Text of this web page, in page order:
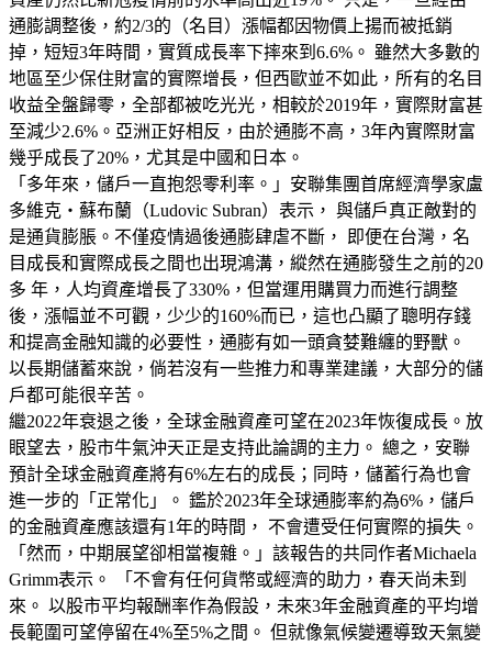
通膨調整後，約2/3的（名目）漲幅都因物價上揚而被抵銷
掉，短短3年時間，實質成長率下摔來到6.6%。 雖然大多數的
地區至少保住財富的實際增長，但西歐並不如此，所有的名目
收益全盤歸零，全部都被吃光光，相較於2019年，實際財富甚
至減少2.6%。亞洲正好相反，由於通膨不高，3年內實際財富
幾乎成長了20%，尤其是中國和日本。
「多年來，儲戶一直抱怨零利率。」安聯集團首席經濟學家盧
多維克‧蘇布蘭（Ludovic Subran）表示， 與儲戶真正敵對的
是通貨膨脹。不僅疫情過後通膨肆虐不斷， 即便在台灣，名
目成長和實際成長之間也出現鴻溝，縱然在通膨發生之前的20
多 年，人均資產增長了330%，但當運用購買力而進行調整
後，漲幅並不可觀，少少的160%而已，這也凸顯了聰明存錢
和提高金融知識的必要性，通膨有如一頭貪婪難纏的野獸。
以長期儲蓄來說，倘若沒有一些推力和專業建議，大部分的儲
戶都可能很辛苦。
繼2022年衰退之後，全球金融資產可望在2023年恢復成長。放
眼望去，股市牛氣沖天正是支持此論調的主力。 總之，安聯
預計全球金融資產將有6%左右的成長；同時，儲蓄行為也會
進一步的「正常化」。 鑑於2023年全球通膨率約為6%，儲戶
的金融資產應該還有1年的時間， 不會遭受任何實際的損失。
「然而，中期展望卻相當複雜。」該報告的共同作者Michaela
Grimm表示。 「不會有任何貨幣或經濟的助力，春天尚未到
來。 以股市平均報酬率作為假設，未來3年金融資產的平均增
長範圍可望停留在4%至5%之間。 但就像氣候變遷導致天氣變